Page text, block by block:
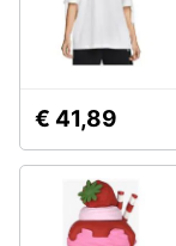
€ 41,89